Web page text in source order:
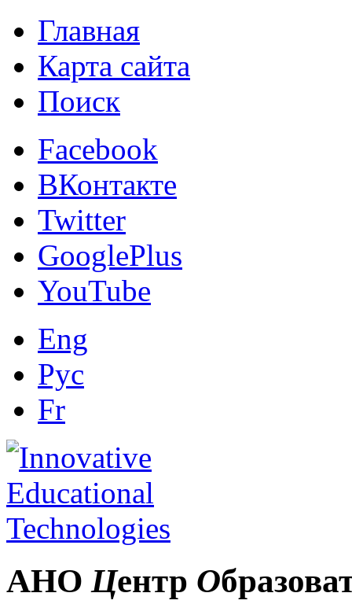
Главная
Карта сайта
Поиск
Facebook
ВКонтакте
Twitter
GooglePlus
YouTube
Eng
Рус
Fr
АНО Центр О